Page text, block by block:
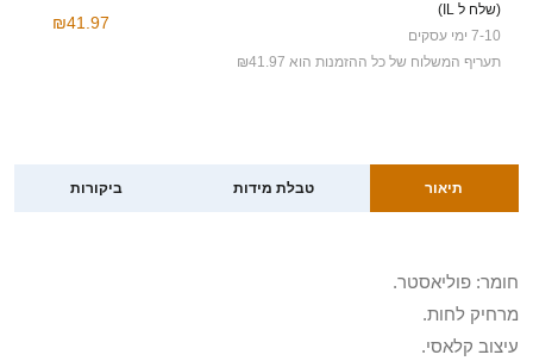
(שלח ל IL)
7-10 ימי עסקים
תעריף המשלוח של כל ההזמנות הוא ₪41.97
₪41.97
תיאור טבלת מידות ביקורות
חומר: פוליאסטר.
מרחיק לחות.
עיצוב קלאסי.